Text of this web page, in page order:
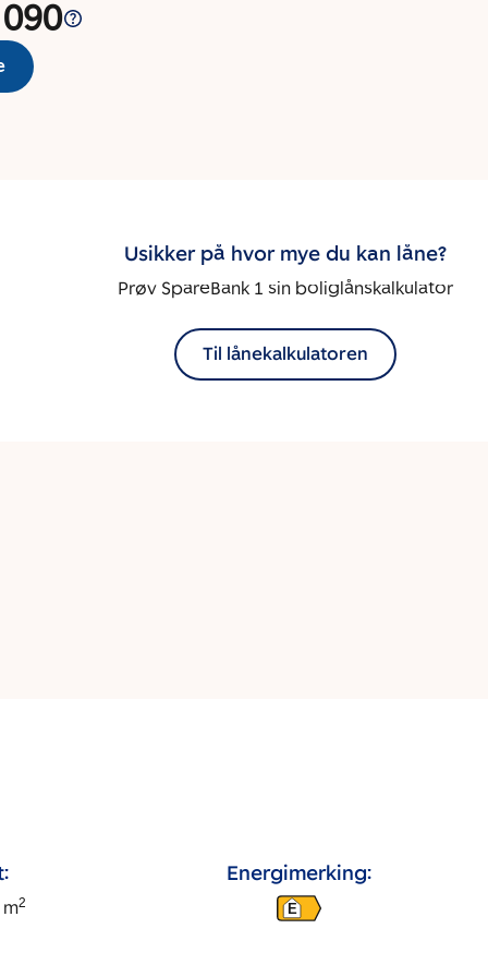
Usikker på hvor mye du kan låne?
Prøv SpareBank 1 sin boliglånskalkulator
Til lånekalkulatoren
m2
Energimerking:
E